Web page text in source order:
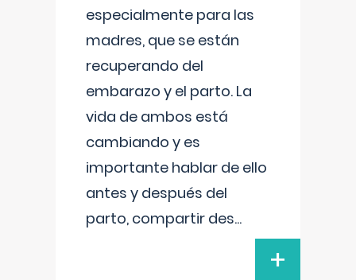
especialmente para las
madres, que se están
recuperando del
embarazo y el parto. La
vida de ambos está
cambiando y es
importante hablar de ello
antes y después del
parto, compartir des...
+